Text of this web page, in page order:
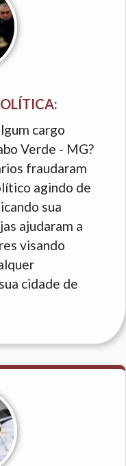
cargo
Verde - MG?
fraudaram
agindo de
sua
ajudaram a
visando
cidade de